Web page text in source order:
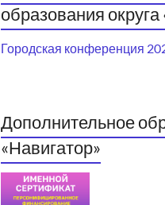
образования
Городская конференция
Дополнительное
«Навигатор»